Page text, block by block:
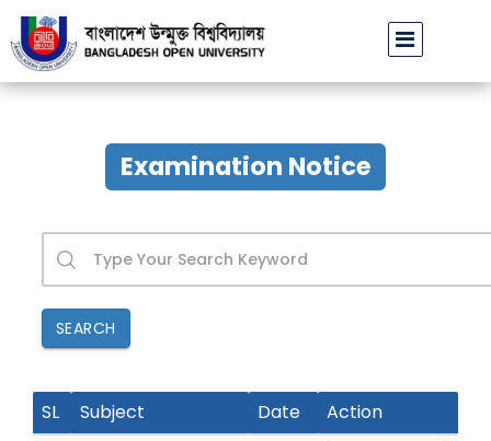
বাউবি উপাচার্যের পরিচয়ে প্রতারণার চেষ্টা: সর্বসাধারণকে সতর্ক থাকার আহ্বান
Examination Notice
SEARCH
SL Subject Date
Action